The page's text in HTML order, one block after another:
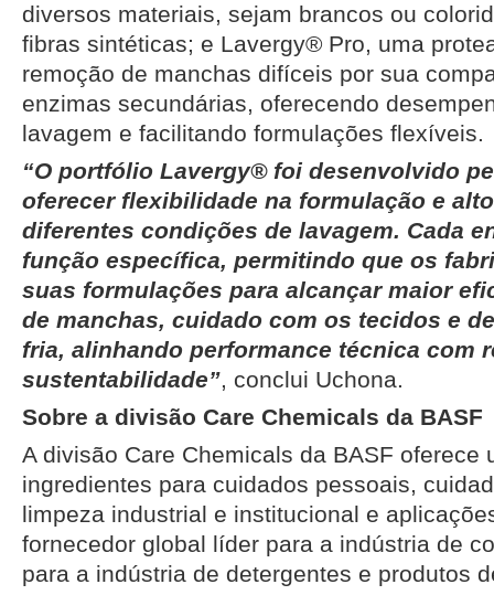
diversos materiais, sejam brancos ou
fibras sintéticas; e Lavergy® Pro, uma
remoção de manchas difíceis por sua
enzimas secundárias, oferecendo
lavagem e facilitando formulações flexíveis.
“O portfólio Lavergy® foi desenvolvido
oferecer flexibilidade na formulação e
diferentes condições de lavagem. Cada
função específica, permitindo que os
suas formulações para alcançar maior
de manchas, cuidado com os tecidos e
fria, alinhando performance técnica com
sustentabilidade”, conclui Uchona.
Sobre a divisão Care Chemicals da BASF
A divisão Care Chemicals da BASF oferece
ingredientes para cuidados pessoais,
limpeza industrial e institucional e
fornecedor global líder para a indústria de
para a indústria de detergentes e produtos